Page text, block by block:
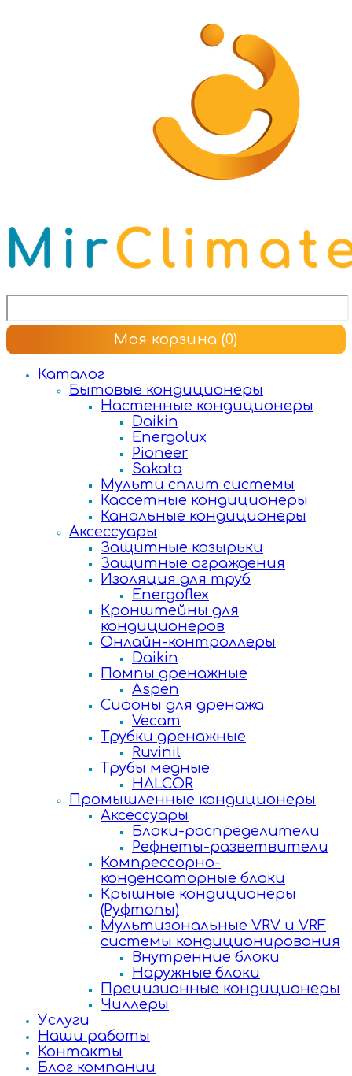
Моя корзина (0)
Каталог
Бытовые кондиционеры
Настенные кондиционеры
Daikin
Energolux
Pioneer
Sakata
Мульти сплит системы
Кассетные кондиционеры
Канальные кондиционеры
Аксессуары
Защитные козырьки
Защитные ограждения
Изоляция для труб
Energoflex
Кронштейны для
кондиционеров
Онлайн-контроллеры
Daikin
Помпы дренажные
Aspen
Сифоны для дренажа
Vecam
Трубки дренажные
Ruvinil
Трубы медные
HALCOR
Промышленные кондиционеры
Аксессуары
Блоки-распределители
Рефнеты-разветвители
Компрессорно-
конденсаторные блоки
Крышные кондиционеры
(Руфтопы)
Мультизональные VRV и VRF
системы кондиционирования
Внутренние блоки
Наружные блоки
Прецизионные кондиционеры
Чиллеры
Услуги
Наши работы
Контакты
Блог компании